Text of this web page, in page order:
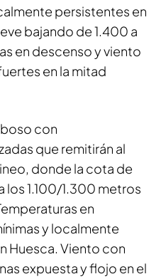
persistentes en
bajando de 1.400 a
en descenso y viento
en la mitad
con
que remitirán al
donde la cota de
los 1.100/1.300 metros
en
y localmente
Huesca. Viento con
expuesta y flojo en el